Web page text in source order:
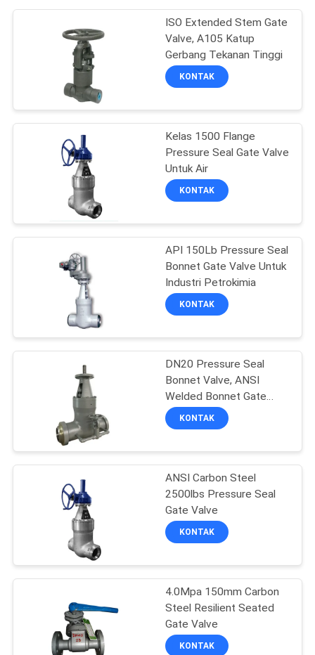
QUOTE
REQUEST
SITEMAP
KEBIJAKAN
PRIVASI
ISO Extended Stem Gate
Valve, A105 Katup
Gerbang Tekanan Tinggi
KONTAK
Kelas 1500 Flange
Pressure Seal Gate Valve
Untuk Air
KONTAK
API 150Lb Pressure Seal
Bonnet Gate Valve Untuk
Industri Petrokimia
KONTAK
DN20 Pressure Seal
Bonnet Valve, ANSI
Welded Bonnet Gate
ValveKONTAK
ANSI Carbon Steel
2500lbs Pressure Seal
Gate Valve
KONTAK
4.0Mpa 150mm Carbon
Steel Resilient Seated
Gate Valve
KONTAK